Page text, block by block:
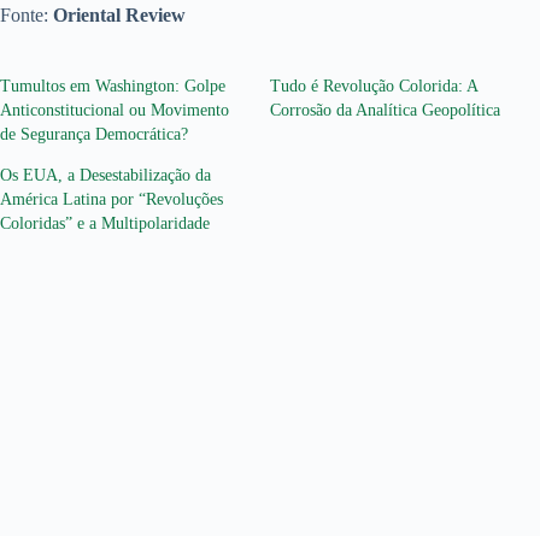
Fonte: Oriental Review
Tumultos em Washington: Golpe
Anticonstitucional ou Movimento
de Segurança Democrática?
Tudo é Revolução Colorida: A
Corrosão da Analítica Geopolítica
Os EUA, a Desestabilização da
América Latina por “Revoluções
Coloridas” e a Multipolaridade